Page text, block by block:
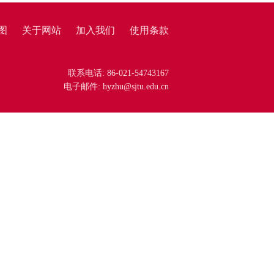
关于网站 加入我们 使用条款
联系电话: 86-021-54743167
电子邮件: hyzhu@sjtu.edu.cn